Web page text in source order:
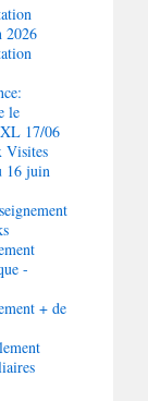
2026
le
17/06
Visites
16 juin
-
+ de